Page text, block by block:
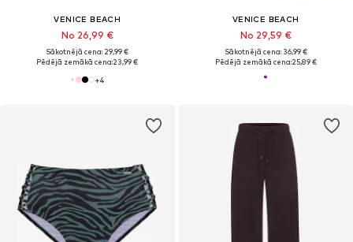
VENICE BEACH
No 26,99 €
Sākotnējā cena: 29,99 €
Pēdējā zemākā cena:23,99 €
+4
VENICE BEACH
No 29,59 €
Sākotnējā cena: 36,99 €
Pēdējā zemākā cena:25,89 €